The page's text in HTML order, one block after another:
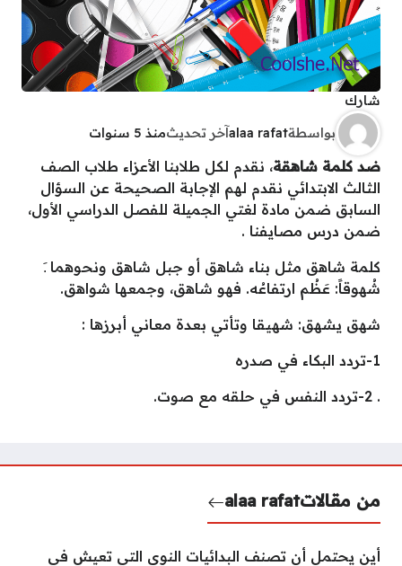
شارك
بواسطةalaa rafatآخر تحديثمنذ 5 سنوات
ضد كلمة شاهقة، نقدم لكل طلابنا الأعزاء طلاب الصف
الثالث الابتدائي نقدم لهم الإجابة الصحيحة عن السؤال
السابق ضمن مادة لغتي الجميلة للفصل الدراسي الأول،
ضمن درس مصايفنا .
كلمة شاهق مثل بناء شاهق أو جبل شاهق ونحوهما ـَ
شُهوقاً: عَظُم ارتفاعُه. فهو شاهق، وجمعها شواهق.
شهق يشهق: شهيقا وتأتي بعدة معاني أبرزها :
1-تردد البكاء في صدره
. 2-تردد النفس في حلقه مع صوت.
من مقالاتalaa rafat
أين يحتمل أن تصنف البدائيات النوى التي تعيش في